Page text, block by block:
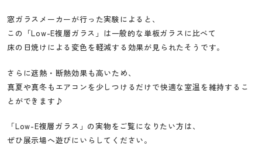
窓ガラスメーカーが行った実験によると、
この「Low-E複層ガラス」は一般的な単板ガラスに比べて
床の日焼けによる変色を軽減する効果が見られたそうです。
さらに遮熱・断熱効果も高いため、
真夏や真冬もエアコンを少しつけるだけで快適な室温を維持するこ
とができます♪
「Low-E複層ガラス」の実物をご覧になりたい方は、
ぜひ展示場へ遊びにいらしてください。